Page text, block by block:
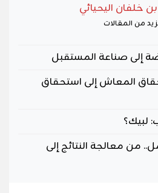
خلفان اليحيائي
من المقالات
إلى صناعة المستقبل
المعاش إلى استحقاق
لبيك؟
من معالجة النتائج إلى